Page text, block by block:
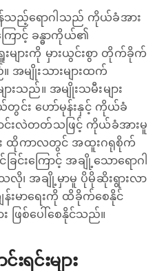
သည့်ရောဂါသည် ကိုယ်ခံအား
ာင့် ခန္ဓာကိုယ်၏
များကို မှားယွင်းစွာ တိုက်ခိုက်
အမျိုးသားများထက်
ားသည်။ အမျိုးသမီးများ
တွင်း ‌ဟော်မုန်းနှင့် ကိုယ်ခံ
ာင်းလဲတတ်သဖြင့် ကိုယ်ခံအားမူ
း ထိုကာလတွင် အထူးဂရုစိုက်
းကြောင့် အချို့သောရောဂါ
လို၊ အချို့မှာမူ ပိုမိုဆိုးရွားလာ
န်းမာရေးကို ထိခိုက်စေနိုင်
ြစ်ပေါ်စေနိုင်သည်။
ရင်းများ